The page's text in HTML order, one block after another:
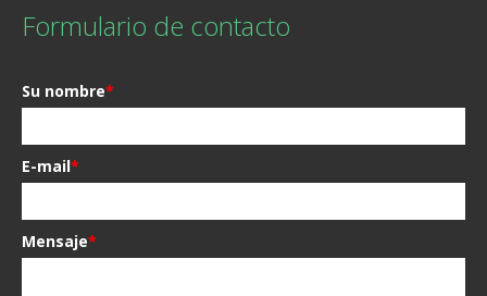
Formulario de contacto
Su nombre*
E-mail*
Mensaje*